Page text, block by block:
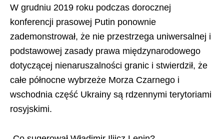
W grudniu 2019 roku podczas dorocznej
konferencji prasowej Putin ponownie
zademonstrował, że nie przestrzega uniwersalnej i
podstawowej zasady prawa międzynarodowego
dotyczącej nienaruszalności granic i stwierdził, że
całe północne wybrzeże Morza Czarnego i
wschodnia część Ukrainy są rdzennymi terytoriami
rosyjskimi.